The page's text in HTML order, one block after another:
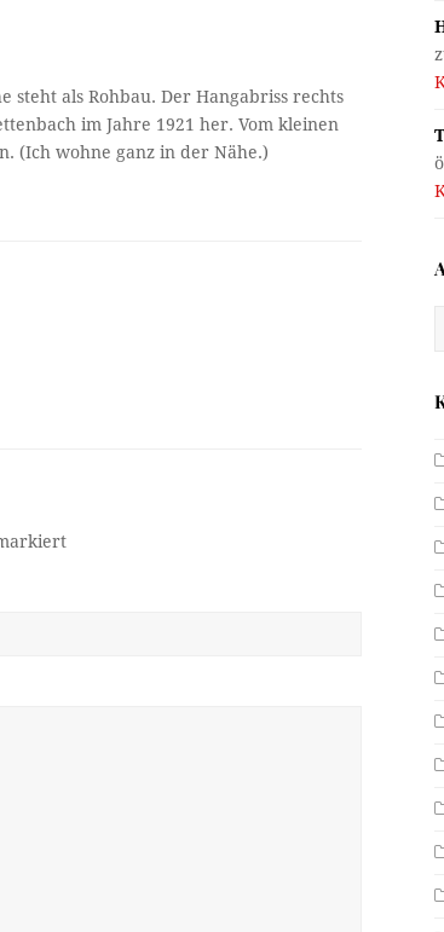
steht als Rohbau. Der Hangabriss rechts
im Jahre 1921 her. Vom kleinen
(Ich wohne ganz in der Nähe.)